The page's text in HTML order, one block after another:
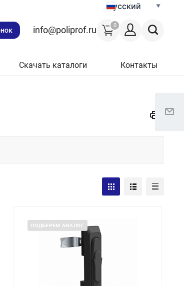
Русский
0
info@poliprof.ru
Скачать каталоги Контакты
ПОДБЕРЕМ АНАЛОГ